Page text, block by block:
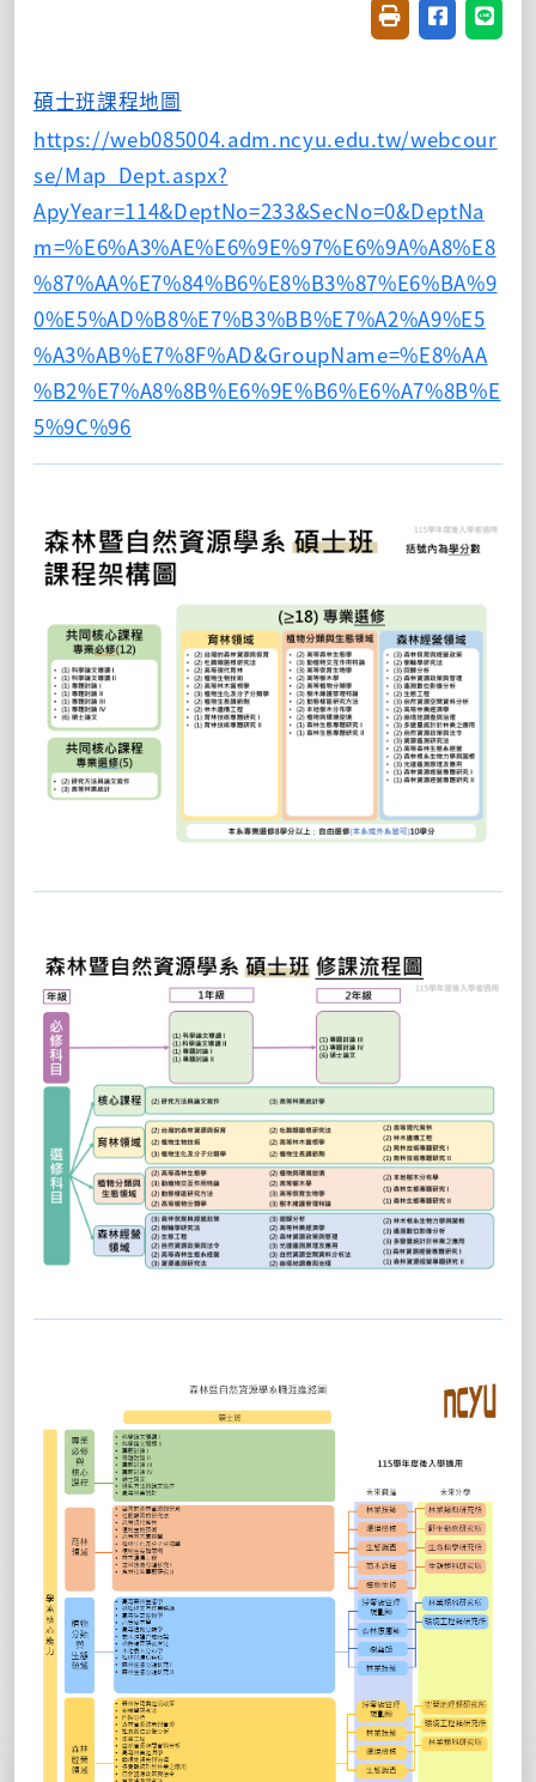
友善列印(開新視
分享至臉書
分享
碩士班課程地圖
https://web085004.adm.ncyu.edu.tw/webcour
se/Map_Dept.aspx?
ApyYear=114&DeptNo=233&SecNo=0&DeptNa
m=%E6%A3%AE%E6%9E%97%E6%9A%A8%E8
%87%AA%E7%84%B6%E8%B3%87%E6%BA%9
0%E5%AD%B8%E7%B3%BB%E7%A2%A9%E5
%A3%AB%E7%8F%AD&GroupName=%E8%AA
%B2%E7%A8%8B%E6%9E%B6%E6%A7%8B%E
5%9C%96